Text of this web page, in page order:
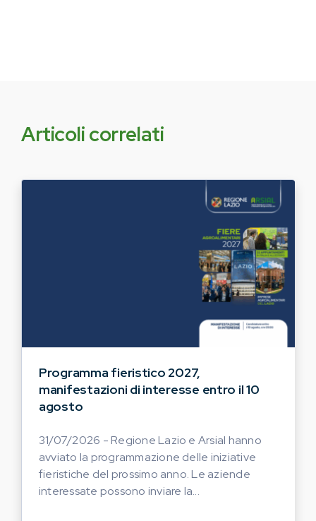
Articoli correlati
Programma fieristico 2027,
manifestazioni di interesse entro il 10
agosto
31/07/2026 - Regione Lazio e Arsial hanno
avviato la programmazione delle iniziative
fieristiche del prossimo anno. Le aziende
interessate possono inviare la...